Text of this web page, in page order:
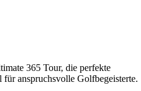
365 Tour, die perfekte
anspruchsvolle Golfbegeisterte.